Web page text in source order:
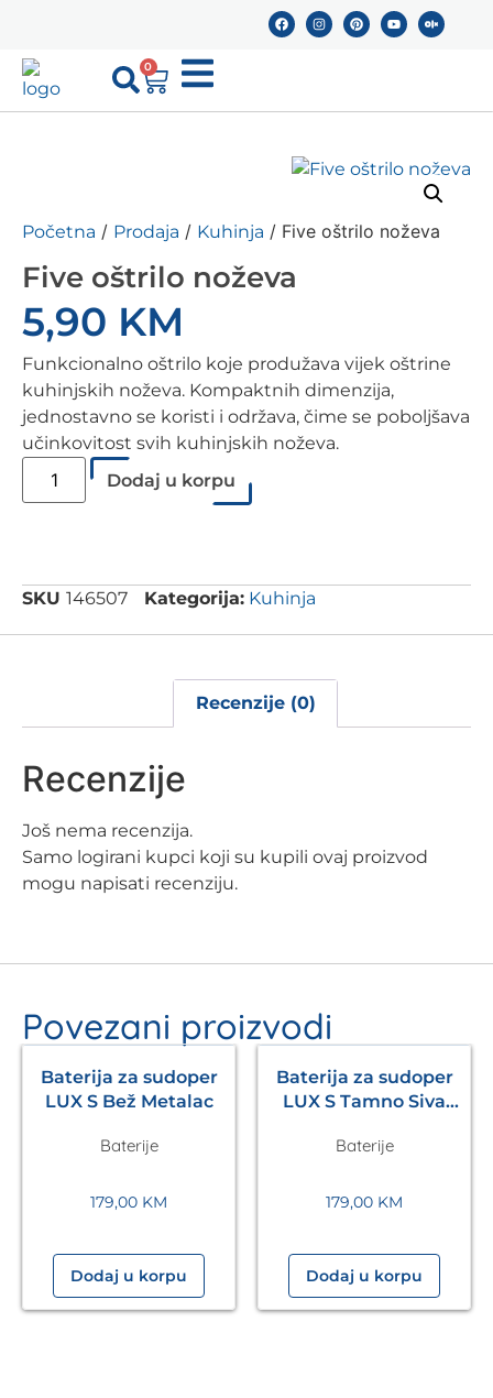
0
Početna / Prodaja / Kuhinja / Five oštrilo noževa
Five oštrilo noževa
5,90 KM
Funkcionalno oštrilo koje produžava vijek oštrine
kuhinjskih noževa. Kompaktnih dimenzija,
jednostavno se koristi i održava, čime se poboljšava
učinkovitost svih kuhinjskih noževa.
Dodaj u korpu
SKU 146507 Kategorija: Kuhinja
Recenzije (0)
Recenzije
Još nema recenzija.
Samo logirani kupci koji su kupili ovaj proizvod
mogu napisati recenziju.
Povezani proizvodi
Baterija za sudoper
LUX S Bež Metalac
Baterije
179,00 KM
Dodaj u korpu
Baterija za sudoper
LUX S Tamno Siva
Baterije
179,00 KM
Dodaj u korpu